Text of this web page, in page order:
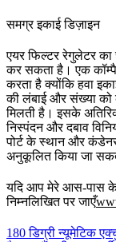
समग्र इकाई डिज़ाइन
एयर फिल्टर रेगुलेटर
कर सकता है। एक
करता है क्योंकि हवा
की लंबाई और संख्या
मिलती है। इसके
निस्पंदन और दबाव
पोर्ट के स्थान और
अनुकूलित किया जा
यदि आप मेरे आस-पास के
निम्नलिखित पर जाएँ
180 डिग्री न्यूमेटिक